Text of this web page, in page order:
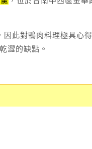
此對鴨肉料理極具心得
澀的缺點。